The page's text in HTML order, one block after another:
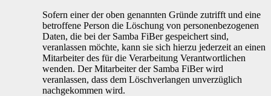
Sofern einer der oben genannten Gründe zutrifft und eine
betroffene Person die Löschung von personenbezogenen
Daten, die bei der Samba FiBer gespeichert sind,
veranlassen möchte, kann sie sich hierzu jederzeit an einen
Mitarbeiter des für die Verarbeitung Verantwortlichen
wenden. Der Mitarbeiter der Samba FiBer wird
veranlassen, dass dem Löschverlangen unverzüglich
nachgekommen wird.